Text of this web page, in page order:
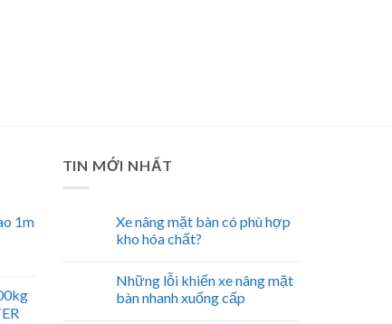
1m
TIN MỚI NHẤT
Xe nâng mặt bàn có phù hợp
kho hóa chất?
Những lỗi khiến xe nâng mặt
bàn nhanh xuống cấp